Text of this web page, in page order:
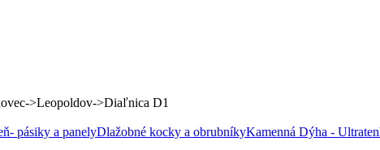
>Leopoldov->Diaľnica D1
pásiky a panelyDlažobné kocky a obrubníkyKamenná Dýha -